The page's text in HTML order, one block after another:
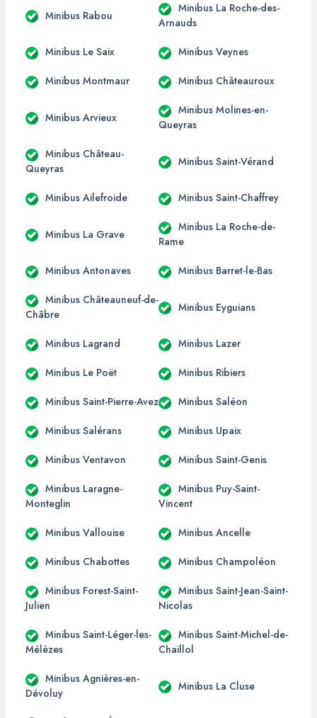
Minibus Rabou
Minibus La Roche-des-
Arnauds
Minibus Le Saix Minibus Veynes
Minibus Montmaur Minibus Châteauroux
Minibus Arvieux
Minibus Molines-en-
Queyras
Minibus Château-
Queyras
Minibus Saint-Vérand
Minibus Ailefroide Minibus Saint-Chaffrey
Minibus La Grave
Minibus La Roche-de-
Rame
Minibus Antonaves Minibus Barret-le-Bas
Minibus Châteauneuf-de-
Châbre
Minibus Eyguians
Minibus Lagrand Minibus Lazer
Minibus Le Poët Minibus Ribiers
Minibus Saint-Pierre-Avez Minibus Saléon
Minibus Salérans Minibus Upaix
Minibus Ventavon Minibus Saint-Genis
Minibus Laragne-
Monteglin
Minibus Puy-Saint-
Vincent
Minibus Vallouise Minibus Ancelle
Minibus Chabottes Minibus Champoléon
Minibus Forest-Saint-
Julien
Minibus Saint-Jean-Saint-
Nicolas
Minibus Saint-Léger-les-
Mélèzes
Minibus Saint-Michel-de-
Chaillol
Minibus Agnières-en-
Dévoluy
Minibus La Cluse